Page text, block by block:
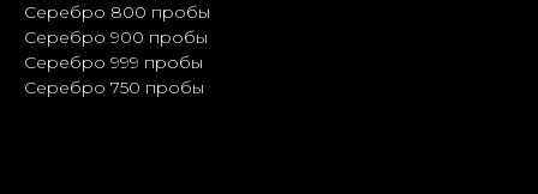
Серебро 800 пробы
Серебро 900 пробы
Серебро 999 пробы
Серебро 750 пробы